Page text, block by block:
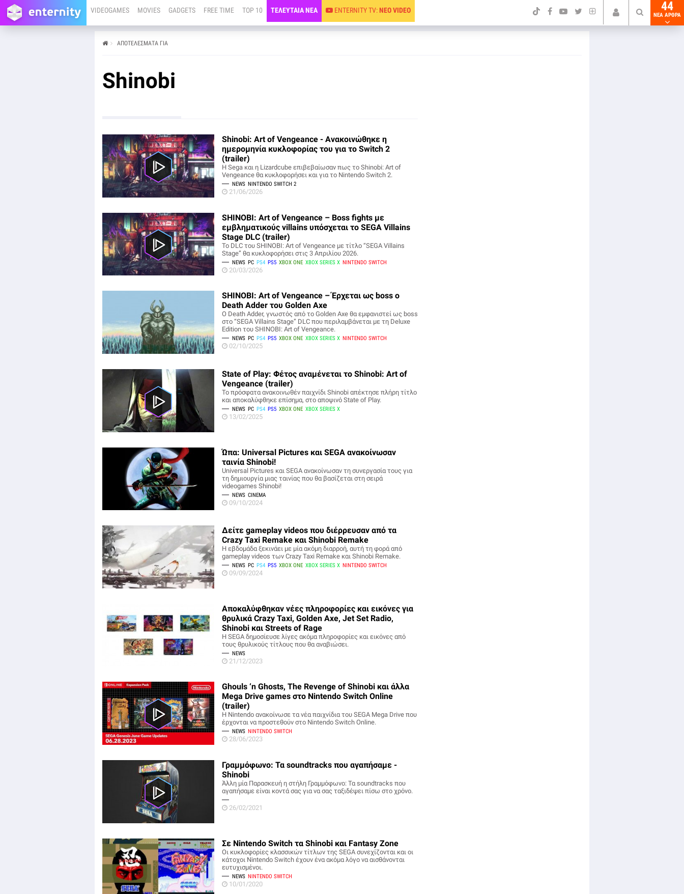
VIDEOGAMES MOVIES GADGETS FREE TIME TOP 10 ΤΕΛΕΥΤΑΙΑ ΝΕΑ ENTERNITY TV:ΝΕΟ VIDEO 44
NEA ΑΡΘΡΑ
ΑΠΟΤΕΛΕΣΜΑΤΑ ΓΙΑ
Shinobi
Shinobi: Art of Vengeance - Ανακοινώθηκε η
ημερομηνία κυκλοφορίας του για το Switch 2
(trailer)
Η Sega και η Lizardcube επιβεβαίωσαν πως το Shinobi: Art of
Vengeance θα κυκλοφορήσει και για το Nintendo Switch 2.
NEWS NINTENDO SWITCH 2
21/06/2026
SHINOBI: Art of Vengeance – Boss fights με
εμβληματικούς villains υπόσχεται το SEGA Villains
Stage DLC (trailer)
To DLC του SHINOBI: Art of Vengeance με τίτλο “SEGA Villains
Stage” θα κυκλοφορήσει στις 3 Απριλίου 2026.
NEWS PC PS4 PS5 XBOX ONE XBOX SERIES X NINTENDO SWITCH
20/03/2026
SHINOBI: Art of Vengeance – Έρχεται ως boss o
Death Adder του Golden Axe
Ο Death Adder, γνωστός από το Golden Axe θα εμφανιστεί ως boss
στο “SEGA Villains Stage” DLC που περιλαμβάνεται με τη Deluxe
Edition του SHINOBI: Art of Vengeance.
NEWS PC PS4 PS5 XBOX ONE XBOX SERIES X NINTENDO SWITCH
02/10/2025
State of Play: Φέτος αναμένεται το Shinobi: Art of
Vengeance (trailer)
Το πρόσφατα ανακοινωθέν παιχνίδι Shinobi απέκτησε πλήρη τίτλο
και αποκαλύφθηκε επίσημα, στο αποψινό State of Play.
NEWS PC PS4 PS5 XBOX ONE XBOX SERIES X
13/02/2025
Ώπα: Universal Pictures και SEGA ανακοίνωσαν
ταινία Shinobi!
Universal Pictures και SEGA ανακοίνωσαν τη συνεργασία τους για
τη δημιουργία μιας ταινίας που θα βασίζεται στη σειρά
videogames Shinobi!
NEWS CINEMA
09/10/2024
Δείτε gameplay videos που διέρρευσαν από τα
Crazy Taxi Remake και Shinobi Remake
Η εβδομάδα ξεκινάει με μία ακόμη διαρροή, αυτή τη φορά από
gameplay videos των Crazy Taxi Remake και Shinobi Remake.
NEWS PC PS4 PS5 XBOX ONE XBOX SERIES X NINTENDO SWITCH
09/09/2024
Αποκαλύφθηκαν νέες πληροφορίες και εικόνες για
θρυλικά Crazy Taxi, Golden Axe, Jet Set Radio,
Shinobi και Streets of Rage
Η SEGA δημοσίευσε λίγες ακόμα πληροφορίες και εικόνες από
τους θρυλικούς τίτλους που θα αναβιώσει.
NEWS
21/12/2023
Ghouls ‘n Ghosts, The Revenge of Shinobi και άλλα
Mega Drive games στο Nintendo Switch Online
(trailer)
Η Nintendo ανακοίνωσε τα νέα παιχνίδια του SEGA Mega Drive που
έρχονται να προστεθούν στο Nintendo Switch Online.
NEWS NINTENDO SWITCH
28/06/2023
Γραμμόφωνο: Τα soundtracks που αγαπήσαμε -
Shinobi
Άλλη μία Παρασκευή η στήλη Γραμμόφωνο: Τα soundtracks που
αγαπήσαμε είναι κοντά σας για να σας ταξιδέψει πίσω στο χρόνο.
26/02/2021
Σε Nintendo Switch τα Shinobi και Fantasy Zone
Οι κυκλοφορίες κλασσικών τίτλων της SEGA συνεχίζονται και οι
κάτοχοι Nintendo Switch έχουν ένα ακόμα λόγο να αισθάνονται
ευτυχισμένοι.
NEWS NINTENDO SWITCH
10/01/2020